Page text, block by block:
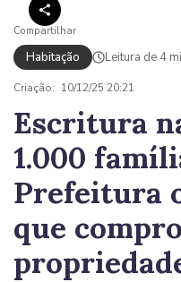
Compartilhar
Habitação Leitura de 4
Criação: 10/12/25 20:21
Escritura
1.000
Prefeitura
que